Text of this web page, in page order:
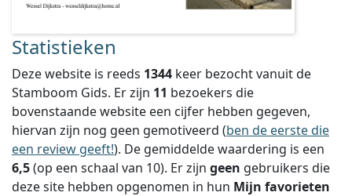
Statistieken
Deze website is reeds 1344 keer bezocht vanuit de
Stamboom Gids. Er zijn 11 bezoekers die
bovenstaande website een cijfer hebben gegeven,
hiervan zijn nog geen gemotiveerd (ben de eerste die
een review geeft!). De gemiddelde waardering is een
6,5(op een schaal van 10). Er zijn geen gebruikers die
deze site hebben opgenomen in hun Mijn favorieten